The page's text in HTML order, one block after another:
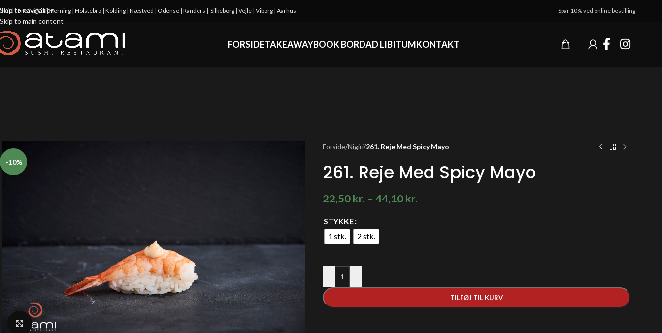
Skip to navigation
Skip to main content
|Fredericia|Herning | Holstebro | Kolding | Næstved | Odense | Randers | Silkeborg | Vejle | Viborg | Aarhus Spar 10% ved online bestilling
FORSIDETAKEAWAYBOOK BORDAD LIBITUMKONTAKT
-10%
Klik for at forstørre
Forside/Nigiri/261. Reje Med Spicy Mayo
261. Reje Med Spicy Mayo
22,50kr. – 44,10kr.
STYKKE
1 stk.
2 stk.
TILFØJ TIL KURV